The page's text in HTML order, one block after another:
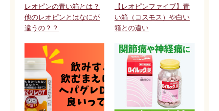
レオピンの青い箱とは？
他のレオピンとはなにが
違うの？？
【レオピンファイブ】青
い箱（コスモス）や白い
箱との違い